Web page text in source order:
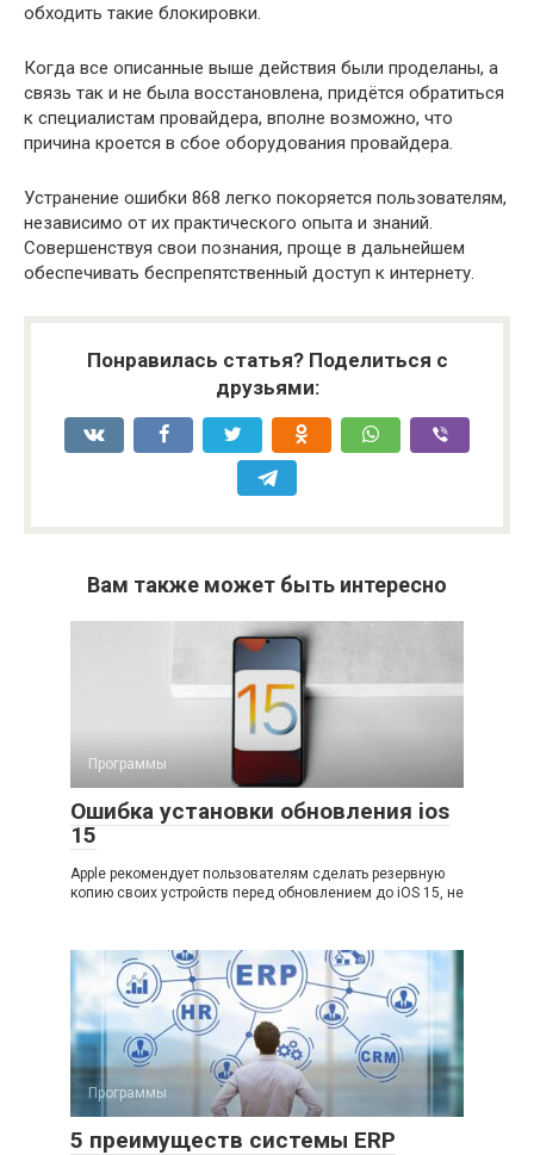
обходить такие блокировки.
Когда все описанные выше действия были проделаны, а
связь так и не была восстановлена, придётся обратиться
к специалистам провайдера, вполне возможно, что
причина кроется в сбое оборудования провайдера.
Устранение ошибки 868 легко покоряется пользователям,
независимо от их практического опыта и знаний.
Совершенствуя свои познания, проще в дальнейшем
обеспечивать беспрепятственный доступ к интернету.
Понравилась статья? Поделиться с
друзьями:
Вам также может быть интересно
Программы
Ошибка установки обновления ios
15
Apple рекомендует пользователям сделать резервную
копию своих устройств перед обновлением до iOS 15, не
Программы
5 преимуществ системы ERP